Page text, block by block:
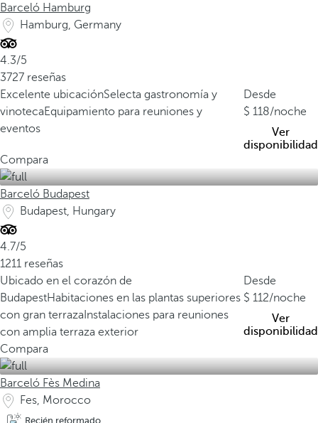
Barceló Hamburg
Hamburg, Germany
4.3/5
3727 reseñas
Excelente ubicaciónSelecta gastronomía y
vinotecaEquipamiento para reuniones y
eventos
Desde
118/noche
Ver
disponibilidad
Compara
Barceló Budapest
Budapest, Hungary
4.7/5
1211 reseñas
Ubicado en el corazón de
BudapestHabitaciones en las plantas superiores
con gran terraza Instalaciones para reuniones
con amplia terraza exterior
Desde
112/noche
Ver
disponibilidad
Compara
Barceló Fès Medina
Fes, Morocco
Recién reformado